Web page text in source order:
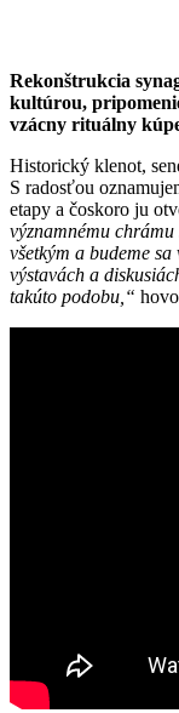
Rekonštrukcia
kultúrou,
vzácny rituálny
Historický klenot,
S radosťou
etapy a čoskoro ju
významnému
všetkým a budeme
výstavách a
takúto podobu,“